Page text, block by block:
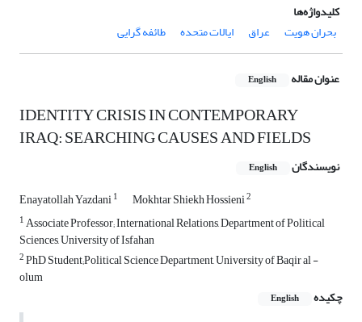
کلیدواژه‌ها
بحران هویت
عراق ایالات متحده طائفه گرایی
عنوان مقاله English
IDENTITY CRISIS IN CONTEMPORARY
IRAQ: SEARCHING CAUSES AND FIELDS
نویسندگان English
Enayatollah Yazdani1 Mokhtar Shiekh Hossieni2
1Associate Professor; International Relations, Department of Political
Sciences, University of Isfahan
2PhD Student;Political Science Department, University of Baqir al -
olum
چکیده
English